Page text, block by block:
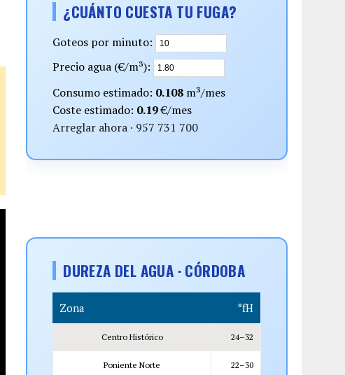
¿CUÁNTO CUESTA TU FUGA?
Goteos por minuto:
Precio agua (€/m³):
Consumo estimado: 0.108 m³/mes
Coste estimado: 0.19€/mes
Arreglar ahora · 957 731 700
DUREZA DEL AGUA · CÓRDOBA
Zona °fH
Centro Histórico 24–32
Poniente Norte 22–30